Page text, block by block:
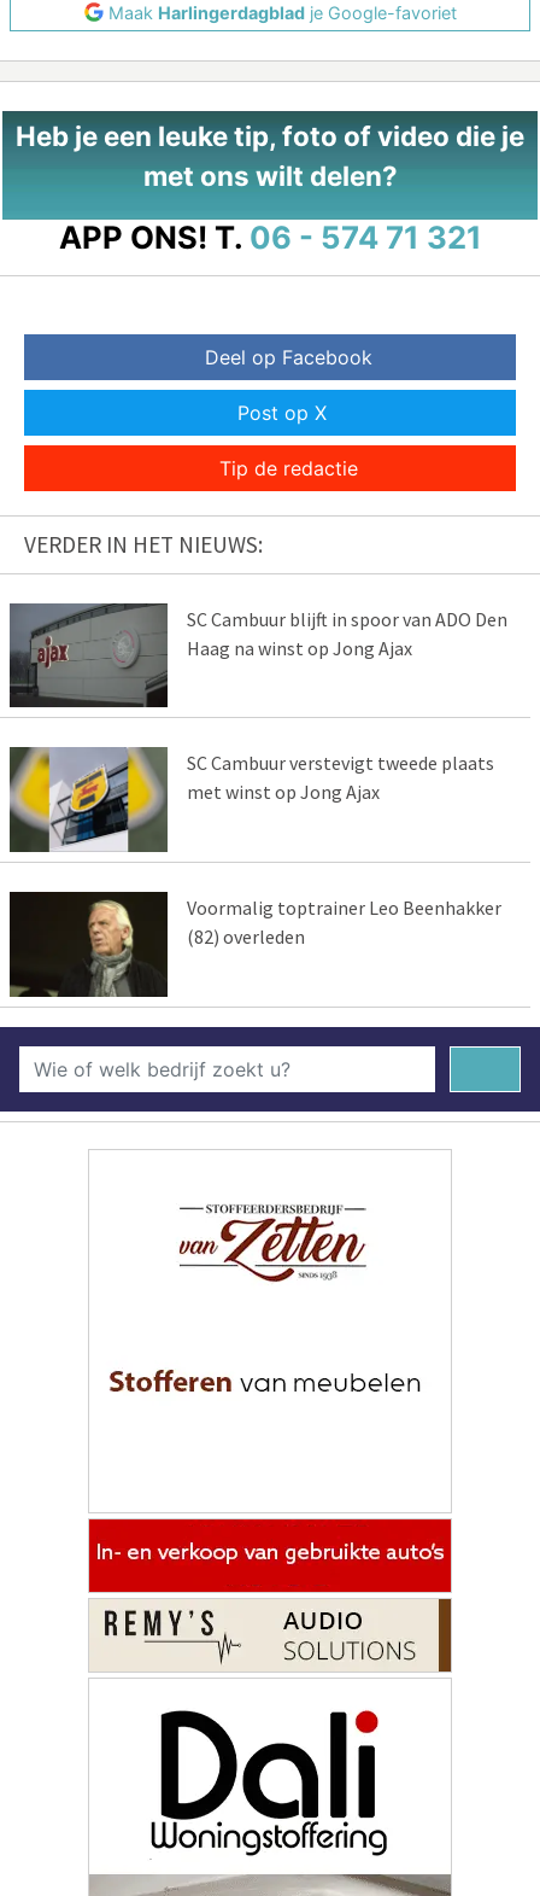
Maak Harlingerdagbladje Google-favoriet
Heb je een leuke tip, foto of video die je
met ons wilt delen?
APP ONS! T. 06 - 574 71 321
Deel op Facebook
Post op X
Tip de redactie
VERDER IN HET NIEUWS:
SC Cambuur blijft in spoor van ADO Den
Haag na winst op Jong Ajax
SC Cambuur verstevigt tweede plaats
met winst op Jong Ajax
Voormalig toptrainer Leo Beenhakker
(82) overleden